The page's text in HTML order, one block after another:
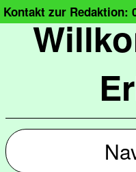
Kontakt zur Redaktion: